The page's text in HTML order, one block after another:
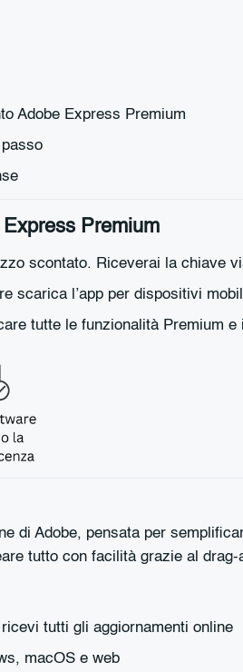
Adobe Express Premium
Premium
scontato. Riceverai la chiave
scarica l’app per dispositivi
tutte le funzionalità Premium e
di Adobe, pensata per
tutto con facilità grazie al drag-
tutti gli aggiornamenti online
macOS e web